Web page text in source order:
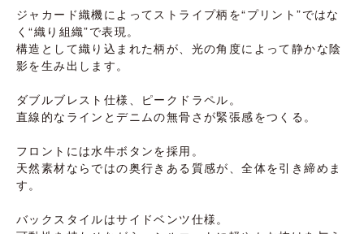
ジャカード織機によってストライプ柄を“プリント”ではな
く“織り組織”で表現。
構造として織り込まれた柄が、光の角度によって静かな陰
影を生み出します。
ダブルブレスト仕様、ピークドラペル。
直線的なラインとデニムの無骨さが緊張感をつくる。
フロントには水牛ボタンを採用。
天然素材ならではの奥行きある質感が、全体を引き締めま
す。
バックスタイルはサイドベンツ仕様。